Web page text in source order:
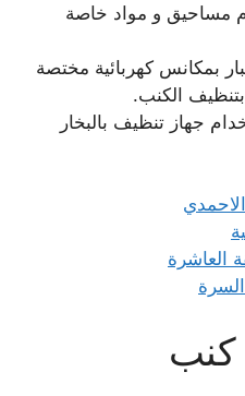
مساحيق و مواد خاصة
بمكانس كهربائية مختصة
الكنب.
جهاز تنظيف بالبخار
العاشرة